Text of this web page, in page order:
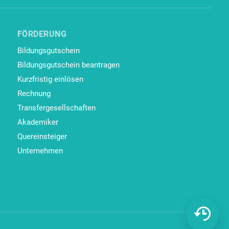
FÖRDERUNG
Bildungsgutschein
Bildungsgutschein beantragen
Kurzfristig einlösen
Rechnung
Transfergesellschaften
Akademiker
Quereinsteiger
Unternehmen